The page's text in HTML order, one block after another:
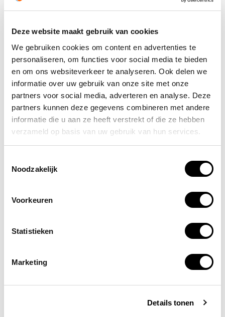
Deze website maakt gebruik van cookies
We gebruiken cookies om content en advertenties te
personaliseren, om functies voor social media te bieden
en om ons websiteverkeer te analyseren. Ook delen we
informatie over uw gebruik van onze site met onze
partners voor social media, adverteren en analyse. Deze
partners kunnen deze gegevens combineren met andere
informatie die u aan ze heeft verstrekt of die ze hebben
verzameld op basis van uw gebruik van hun services.
Noodzakelijk
Voorkeuren
Statistieken
Marketing
Details tonen
verbandschaar aanwezig is. Dit zorgt ervoor dat op elke
doos.
Gebruiksvriendelijkheid is
belangrijk
Voor een verbanddoos voor onderweg is ook
gebruiksvriendelijkheid van groot belang. Wanneer er op
een locatie zoals het werk een ongeval plaatsvindt, is er
als het goed is altijd een getrainde BHV’er of EHBO’er
aanwezig. Hij/zij is getraind en ervaren in het werken met
verbanddozen.
Maar hoe zit dat onderweg? Bijvoorbeeld tijdens een
vakantie? In veel gevallen, denk aan een gezinssituatie, is
er niet direct iemand aanwezig die BHV-training of EHBO-
plaatsvindt in een verlaten omgeving met geen of weinig
een verbanddoos. Een verbanddoos voor onderweg van
ARBO winkel geeft deze zekerheid. Elke doos is namelijk
voorzien van heldere instructies.
Het belang van een goede